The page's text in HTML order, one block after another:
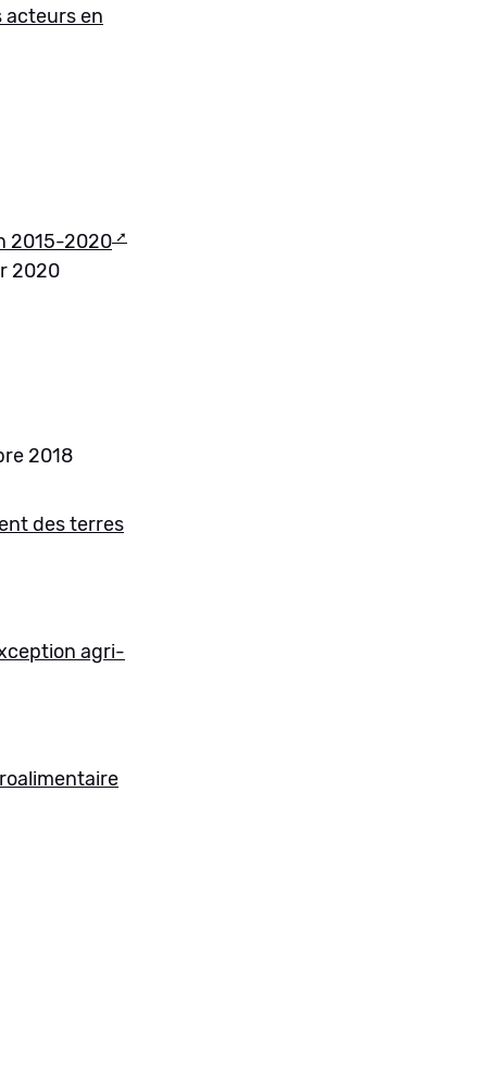
acteurs en
2015-2020
2020
2018
des terres
agri-